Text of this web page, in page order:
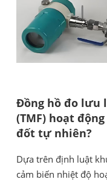
Đồng hồ đo lưu
(TMF) hoạt
đốt tự nhiên?
Dựa trên định luật
cảm biến nhiệt độ